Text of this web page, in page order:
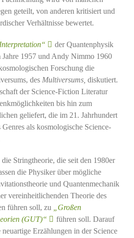
geteilt, von anderen kritisiert und
Verhältnisse bewertet.
der Quantenphysik
1957 und Andy Nimmo 1960
Forschung die
des Multiversums, diskutiert.
der Science-Fiction Literatur
bis hin zum
geliefert, die im 21. Jahrhundert
als kosmologische Science-
Stringtheorie, die seit den 1980er
die Physiker über mögliche
und Quantenmechanik
vereinheitlichenden Theorie des
führen soll, zu
„Großen
(GUT)“
führen soll. Darauf
Erzählungen in der Science